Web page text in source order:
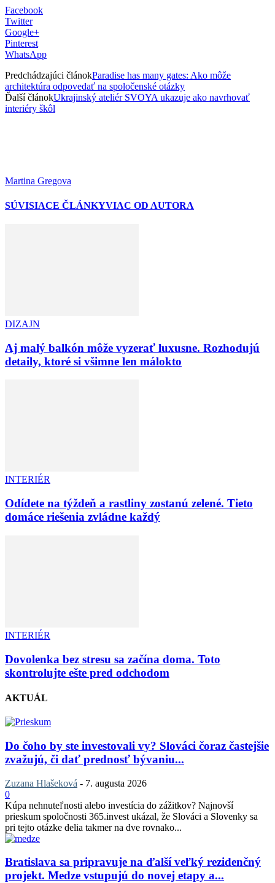
Facebook
Twitter
Google+
Pinterest
WhatsApp
Predchádzajúci článokParadise has many gates: Ako môže
architektúra odpovedať na spoločenské otázky
Ďalší článokUkrajinský ateliér SVOYA ukazuje ako navrhovať
interiéry škôl
Martina Gregova
SÚVISIACE ČLÁNKYVIAC OD AUTORA
DIZAJN
Aj malý balkón môže vyzerať luxusne. Rozhodujú
detaily, ktoré si všimne len málokto
INTERIÉR
Odídete na týždeň a rastliny zostanú zelené. Tieto
domáce riešenia zvládne každý
INTERIÉR
Dovolenka bez stresu sa začína doma. Toto
skontrolujte ešte pred odchodom
AKTUÁL
Do čoho by ste investovali vy? Slováci čoraz častejšie
zvažujú, či dať prednosť bývaniu...
Zuzana Hlašeková - 7. augusta 2026
0
Kúpa nehnuteľnosti alebo investícia do zážitkov? Najnovší
prieskum spoločnosti 365.invest ukázal, že Slováci a Slovenky sa
pri tejto otázke delia takmer na dve rovnako...
Bratislava sa pripravuje na ďalší veľký rezidenčný
projekt. Medze vstupujú do novej etapy a...